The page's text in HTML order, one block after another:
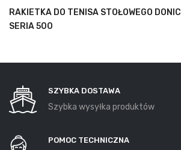
RAKIETKA DO TENISA STOŁOWEGO DONIC
SERIA 500
SZYBKA DOSTAWA
Szybka wysyłka produktów
POMOC TECHNICZNA